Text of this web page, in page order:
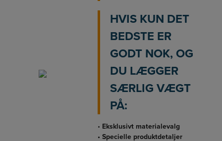
HVIS KUN DET
BEDSTE ER
GODT NOK, OG
DU LÆGGER
SÆRLIG VÆGT
PÅ:
• Eksklusivt materialevalg
• Specielle produktdetaljer